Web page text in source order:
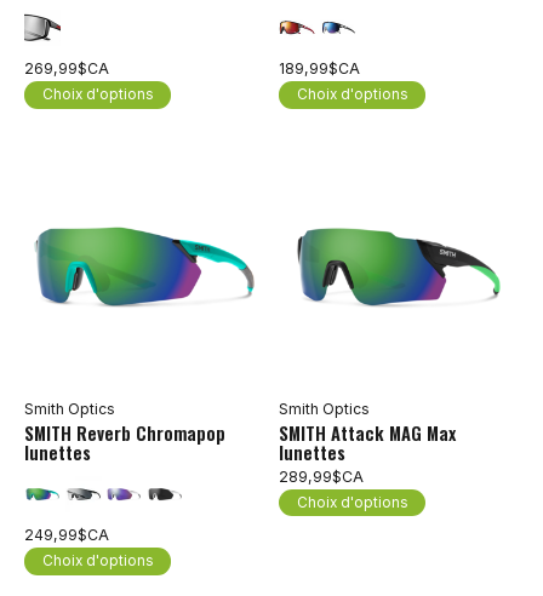
269,99$CA
Choix d'options
189,99$CA
Choix d'options
Smith Optics
SMITH Reverb Chromapop
lunettes
249,99$CA
Choix d'options
Smith Optics
SMITH Attack MAG Max
lunettes
289,99$CA
Choix d'options